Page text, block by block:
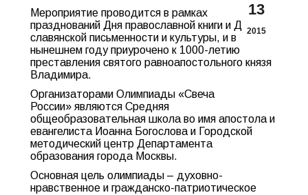
13
2015
Мероприятие проводится в рамках
празднований Дня православной книги и Дня
славянской письменности и культуры, и в
нынешнем году приурочено к 1000-летию
преставления святого равноапостольного князя
Владимира.
Организаторами Олимпиады «Свеча
России» являются Средняя
общеобразовательная школа во имя апостола и
евангелиста Иоанна Богослова и Городской
методический центр Департамента
образования города Москвы.
Основная цель олимпиады – духовно-
нравственное и гражданско-патриотическое